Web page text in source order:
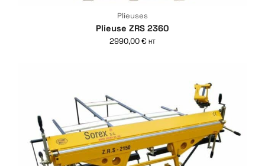
Plieuses
Plieuse ZRS 2360
2990,00€ HT